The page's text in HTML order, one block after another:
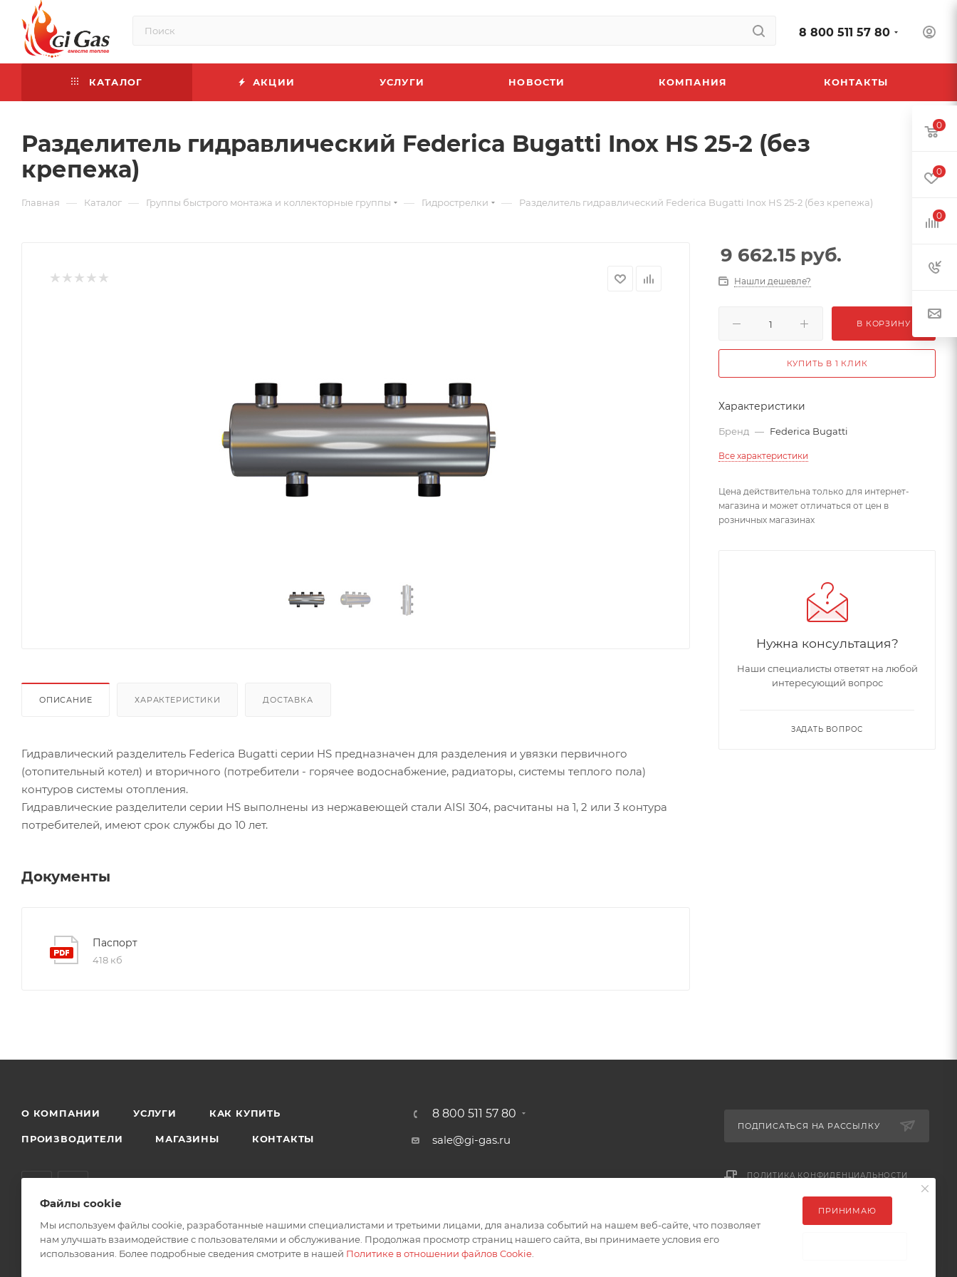
8 800 511 57 80
КАТАЛОГ АКЦИИ УСЛУГИ НОВОСТИ КОМПАНИЯ КОНТАКТЫ
Разделитель гидравлический Federica Bugatti Inox HS 25-2 (без
крепежа)
Главная — Каталог — Группы быстрого монтажа и коллекторные группы — Гидрострелки — Разделитель гидравлический Federica Bugatti Inox HS 25-2 (без крепежа)
ОПИСАНИЕ ХАРАКТЕРИСТИКИ ДОСТАВКА
Гидравлический разделитель Federica Bugatti серии HS предназначен для разделения и увязки первичного
(отопительный котел) и вторичного (потребители - горячее водоснабжение, радиаторы, системы теплого пола)
контуров системы отопления.
Гидравлические разделители серии HS выполнены из нержавеющей стали AISI 304, расчитаны на 1, 2 или 3 контура
потребителей, имеют срок службы до 10 лет.
Документы
Паспорт
418 кб
9 662.15 руб.
Нашли дешевле?
В КОРЗИНУ
КУПИТЬ В 1 КЛИК
Характеристики
Бренд — Federica Bugatti
Все характеристики
Цена действительна только для интернет-
магазина и может отличаться от цен в
розничных магазинах
Нужна консультация?
Наши специалисты ответят на любой
интересующий вопрос
ЗАДАТЬ ВОПРОС
О КОМПАНИИ УСЛУГИ КАК КУПИТЬ
ПРОИЗВОДИТЕЛИ МАГАЗИНЫ КОНТАКТЫ
8 800 511 57 80
sale@gi-gas.ru
г. Набережные Челны,
ПОДПИСАТЬСЯ НА РАССЫЛКУ
ПОЛИТИКА КОНФИДЕНЦИАЛЬНОСТИ
2026 © Гигаз: интернет-магазин
0
0
0
Файлы cookie
Мы используем файлы cookie, разработанные нашими специалистами и третьими лицами, для анализа событий на нашем веб-сайте, что позволяет
нам улучшать взаимодействие с пользователями и обслуживание. Продолжая просмотр страниц нашего сайта, вы принимаете условия его
использования. Более подробные сведения смотрите в нашей Политике в отношении файлов Cookie
ПРИНИМАЮ